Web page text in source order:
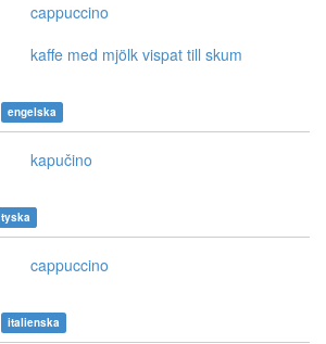
cappuccino
kaffe med mjölk vispat till skum
engelska
kapučino
tyska
cappuccino
italienska